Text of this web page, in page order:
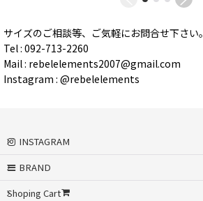
サイズのご相談等、ご気軽にお問合せ下さい。
Tel : 092-713-2260
Mail : rebelelements2007@gmail.com
Instagram : @rebelelements
INSTAGRAM
BRAND
Shoping Cart